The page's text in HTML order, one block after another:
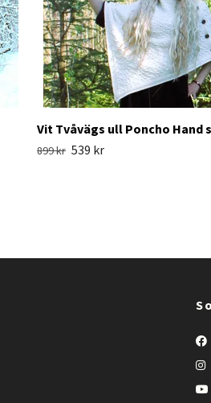
Vit Tvåvägs ull Poncho Hand
899 kr 539 kr